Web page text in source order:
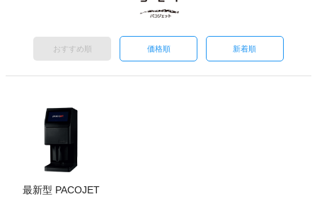
おすすめ順 価格順 新着順
最新型 PACOJET